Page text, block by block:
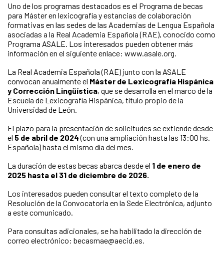
Uno de los programas destacados es el Programa de becas
para Máster en lexicografía y estancias de colaboración
formativas en las sedes de las Academias de Lengua Española
asociadas a la Real Academia Española (RAE), conocido como
Programa ASALE. Los interesados pueden obtener más
información en el siguiente enlace: www.asale.org.
La Real Academia Española (RAE) junto con la ASALE
convocan anualmente el Máster de Lexicografía Hispánica
y Corrección Lingüística, que se desarrolla en el marco de la
Escuela de Lexicografía Hispánica, título propio de la
Universidad de León.
El plazo para la presentación de solicitudes se extiende desde
el 5 de abril de 2024(con una ampliación hasta las 13:00 hs.
Española) hasta el mismo día del mes.
La duración de estas becas abarca desde el 1 de enero de
2025 hasta el 31 de diciembre de 2026.
Los interesados pueden consultar el texto completo de la
Resolución de la Convocatoria en la Sede Electrónica, adjunto
a este comunicado.
Para consultas adicionales, se ha habilitado la dirección de
correo electrónico: becasmae@aecid.es.